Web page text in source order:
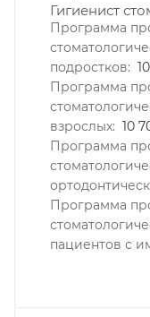
Гигиенист
Программа
подростков:
Программа
взрослых: 10
Программа
Программа
пациентов с